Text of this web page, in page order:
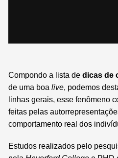
Compondo a lista dedicas de
de uma boalive, podemos
linhas gerais, esse fenômeno
feitas pelas
comportamento real dos
Estudos realizados pelo